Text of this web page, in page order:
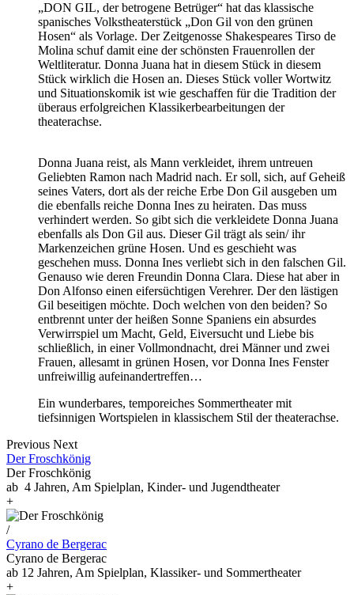
„DON GIL, der betrogene Betrüger“ hat das klassische
spanisches Volkstheaterstück „Don Gil von den grünen
Hosen“ als Vorlage. Der Zeitgenosse Shakespeares Tirso de
Molina schuf damit eine der schönsten Frauenrollen der
Weltliteratur. Donna Juana hat in diesem Stück in diesem
Stück wirklich die Hosen an. Dieses Stück voller Wortwitz
und Situationskomik ist wie geschaffen für die Tradition der
überaus erfolgreichen Klassikerbearbeitungen der
theaterachse.
Donna Juana reist, als Mann verkleidet, ihrem untreuen
Geliebten Ramon nach Madrid nach. Er soll, sich, auf Geheiß
seines Vaters, dort als der reiche Erbe Don Gil ausgeben um
die ebenfalls reiche Donna Ines zu heiraten. Das muss
verhindert werden. So gibt sich die verkleidete Donna Juana
ebenfalls als Don Gil aus. Dieser Gil trägt als sein/ ihr
Markenzeichen grüne Hosen. Und es geschieht was
geschehen muss. Donna Ines verliebt sich in den falschen Gil.
Genauso wie deren Freundin Donna Clara. Diese hat aber in
Don Alfonso einen eifersüchtigen Verehrer. Der den lästigen
Gil beseitigen möchte. Doch welchen von den beiden? So
entbrennt unter der heißen Sonne Spaniens ein absurdes
Verwirrspiel um Macht, Geld, Eiversucht und Liebe bis
schließlich, in einer Vollmondnacht, drei Männer und zwei
Frauen, allesamt in grünen Hosen, vor Donna Ines Fenster
unfreiwillig aufeinandertreffen…
Ein wunderbares, temporeiches Sommertheater mit
tiefsinnigen Wortspielen in klassischem Stil der theaterachse.
Previous Next
Der Froschkönig
Der Froschkönig
ab 4 Jahren, Am Spielplan, Kinder- und Jugendtheater
+
/
Cyrano de Bergerac
Cyrano de Bergerac
ab 12 Jahren, Am Spielplan, Klassiker- und Sommertheater
+